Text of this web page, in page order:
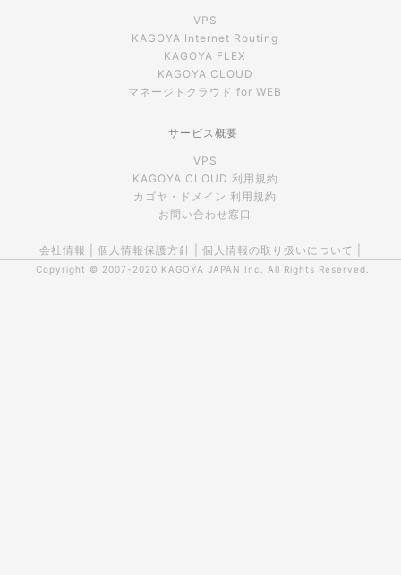
VPS
KAGOYA Internet Routing
KAGOYA FLEX
KAGOYA CLOUD
マネージドクラウド for WEB
サービス概要
VPS
KAGOYA CLOUD 利用規約
カゴヤ・ドメイン 利用規約
お問い合わせ窓口
会社情報 個人情報保護方針 個人情報の取り扱いについて
Copyright © 2007-2020 KAGOYA JAPAN Inc. All Rights Reserved.